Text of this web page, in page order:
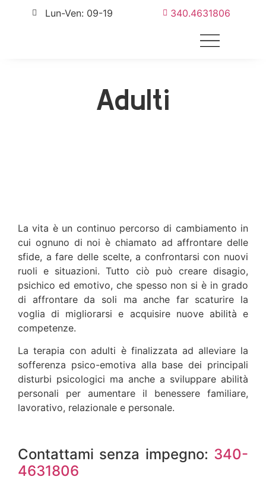
Lun-Ven: 09-19 340.4631806
Adulti
La vita è un continuo percorso di cambiamento in
cui ognuno di noi è chiamato ad affrontare delle
sfide, a fare delle scelte, a confrontarsi con nuovi
ruoli e situazioni. Tutto ciò può creare disagio,
psichico ed emotivo, che spesso non si è in grado
di affrontare da soli ma anche far scaturire la
voglia di migliorarsi e acquisire nuove abilità e
competenze.
La terapia con adulti è finalizzata ad alleviare la
sofferenza psico-emotiva alla base dei principali
disturbi psicologici ma anche a sviluppare abilità
personali per aumentare il benessere familiare,
lavorativo, relazionale e personale.
Contattami senza impegno: 340-
4631806